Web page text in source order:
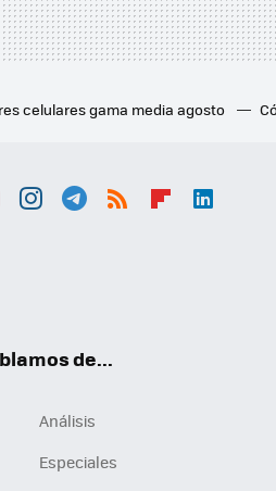
celulares gama media agosto
de...
Análisis
Especiales